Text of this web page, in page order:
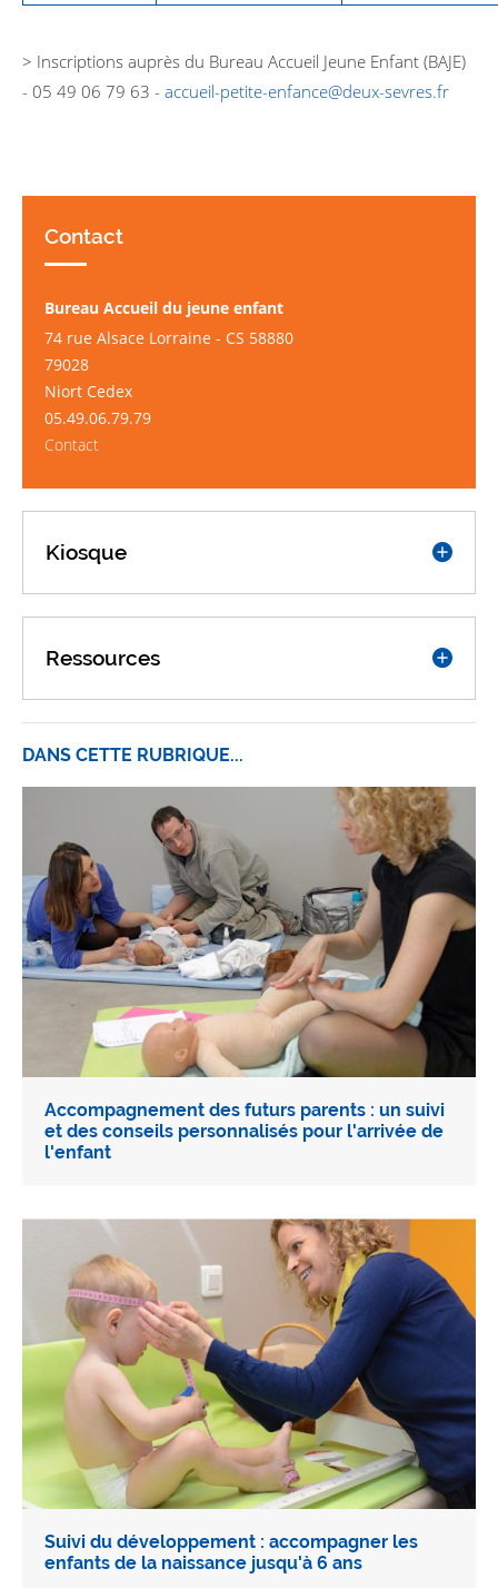
> Inscriptions auprès du Bureau Accueil Jeune Enfant (BAJE)
- 05 49 06 79 63 - accueil-petite-enfance@deux-sevres.fr
Contact
Bureau Accueil du jeune enfant
74 rue Alsace Lorraine - CS 58880
79028
Niort Cedex
05.49.06.79.79
Contact
Kiosque
Ressources
DANS CETTE RUBRIQUE...
Accompagnement des futurs parents : un suivi
et des conseils personnalisés pour l'arrivée de
l'enfant
Suivi du développement : accompagner les
enfants de la naissance jusqu'à 6 ans